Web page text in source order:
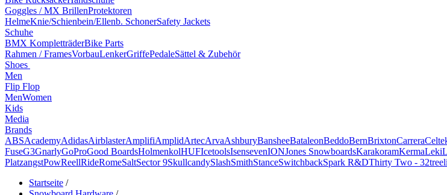
Goggles / MX BrillenProtektoren
HelmeKnie/Schienbein/Ellenb. SchonerSafety Jackets
Schuhe
BMX KompletträderBike Parts
Rahmen / FramesVorbauLenkerGriffePedaleSättel & Zubehör
Shoes
Men
Flip Flop
MenWomen
Kids
Media
Brands
ABSAcademyAdidasAirblasterAmplifiAmplidArtecArvaAshburyBansheeBataleonBeddoBernBrixtonCarrera
FuseG3GnarlyGoProGood BoardsHolmenkolHUFIcetoolsIsensevenIONJones SnowboardsKarakoramKermaLeki
PlatzangstPowReellRideRomeSaltSector 9SkullcandySlashSmithStanceSwitchbackSpark R&DThirty Two - 32
Startseite /